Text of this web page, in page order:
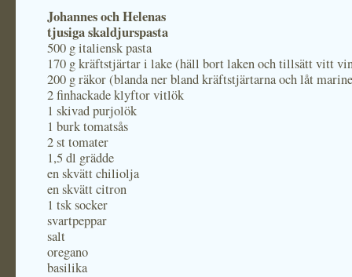
Johannes och Helenas
tjusiga skaldjurspasta
500 g italiensk pasta
170 g kräftstjärtar i lake (häll bort laken och tillsätt vitt
200 g räkor (blanda ner bland kräftstjärtarna och låt
2 finhackade klyftor vitlök
1 skivad purjolök
1 burk tomatsås
2 st tomater
1,5 dl grädde
en skvätt chiliolja
en skvätt citron
1 tsk socker
svartpeppar
salt
oregano
basilika